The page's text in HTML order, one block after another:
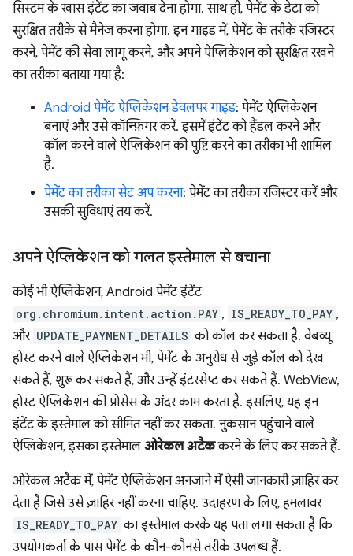
सिस्टम के खास इंटेंट का जवाब देना होगा. साथ ही, पेमेंट के डेटा को
सुरक्षित तरीके से मैनेज करना होगा. इन गाइड में, पेमेंट के तरीके रजिस्टर
करने, पेमेंट की सेवा लागू करने, और अपने ऐप्लिकेशन को सुरक्षित रखने
का तरीका बताया गया है:
Android पेमेंट ऐप्लिकेशन डेवलपर गाइड: पेमेंट ऐप्लिकेशन
बनाएं और उसे कॉन्फ़िगर करें. इसमें इंटेंट को हैंडल करने और
कॉल करने वाले ऐप्लिकेशन की पुष्टि करने का तरीका भी शामिल
है.
पेमेंट का तरीका सेट अप करना: पेमेंट का तरीका रजिस्टर करें और
उसकी सुविधाएं तय करें.
अपने ऐप्लिकेशन को गलत इस्तेमाल से बचाना
कोई भी ऐप्लिकेशन, Android पेमेंट इंटेंट
org.chromium.intent.action.PAY , IS_READY_TO_PAY ,
और UPDATE_PAYMENT_DETAILS को कॉल कर सकता है. वेबव्यू
होस्ट करने वाले ऐप्लिकेशन भी, पेमेंट के अनुरोध से जुड़े कॉल को देख
सकते हैं, शुरू कर सकते हैं, और उन्हें इंटरसेप्ट कर सकते हैं. WebView,
होस्ट ऐप्लिकेशन की प्रोसेस के अंदर काम करता है. इसलिए, यह इन
इंटेंट के इस्तेमाल को सीमित नहीं कर सकता. नुकसान पहुंचाने वाले
ऐप्लिकेशन, इसका इस्तेमाल ओरेकल अटैककरने के लिए कर सकते हैं.
ओरेकल अटैक में, पेमेंट ऐप्लिकेशन अनजाने में ऐसी जानकारी ज़ाहिर कर
देता है जिसे उसे ज़ाहिर नहीं करना चाहिए. उदाहरण के लिए, हमलावर
IS_READY_TO_PAY का इस्तेमाल करके यह पता लगा सकता है कि
उपयोगकर्ता के पास पेमेंट के कौन-कौनसे तरीके उपलब्ध हैं.